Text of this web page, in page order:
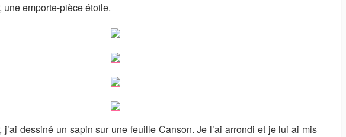
D
une emporte-pièce étoile.
j’ai dessiné un sapin sur une feuille Canson. Je l’ai arrondi et je lui ai mis